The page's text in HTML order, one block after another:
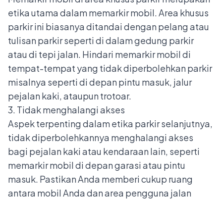
etika utama dalam memarkir mobil. Area khusus
parkir ini biasanya ditandai dengan pelang atau
tulisan parkir seperti di dalam gedung parkir
atau di tepi jalan. Hindari memarkir mobil di
tempat-tempat yang tidak diperbolehkan parkir
misalnya seperti di depan pintu masuk, jalur
pejalan kaki, ataupun trotoar.
3. Tidak menghalangi akses
Aspek terpenting dalam etika parkir selanjutnya,
tidak diperbolehkannya menghalangi akses
bagi pejalan kaki atau kendaraan lain, seperti
memarkir mobil di depan garasi atau pintu
masuk. Pastikan Anda memberi cukup ruang
antara mobil Anda dan area pengguna jalan